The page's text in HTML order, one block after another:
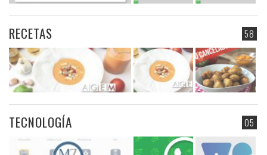
58
RECETAS
05
TECNOLOGÍA